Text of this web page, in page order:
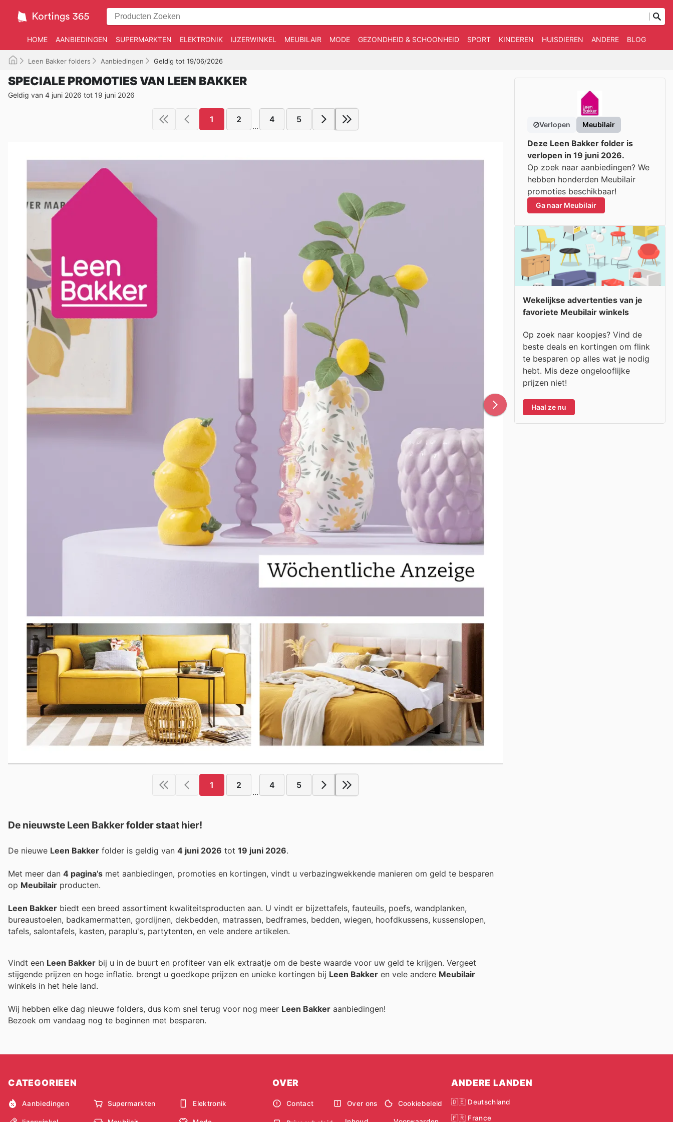
HOME AANBIEDINGEN SUPERMARKTEN ELEKTRONIK IJZERWINKEL MEUBILAIR MODE GEZONDHEID & SCHOONHEID SPORT KINDEREN HUISDIEREN ANDERE BLOG
Leen Bakker folders Aanbiedingen Geldig tot 19/06/2026
SPECIALE PROMOTIES VAN LEEN BAKKER
Geldig van 4 juni 2026 tot 19 juni 2026
1 2
...
4 5
1 2
...
4 5
De nieuwste Leen Bakker folder staat hier!
De nieuwe Leen Bakker folder is geldig van 4 juni 2026 tot 19 juni 2026.
Met meer dan 4 pagina’s met aanbiedingen, promoties en kortingen, vindt u verbazingwekkende manieren om geld te besparen
op Meubilair producten.
Leen Bakker biedt een breed assortiment kwaliteitsproducten aan. U vindt er bijzettafels, fauteuils, poefs, wandplanken,
bureaustoelen, badkamermatten, gordijnen, dekbedden, matrassen, bedframes, bedden, wiegen, hoofdkussens, kussenslopen,
tafels, salontafels, kasten, paraplu's, partytenten, en vele andere artikelen.
Vindt een Leen Bakker bij u in de buurt en profiteer van elk extraatje om de beste waarde voor uw geld te krijgen. Vergeet
stijgende prijzen en hoge inflatie. brengt u goedkope prijzen en unieke kortingen bij Leen Bakker en vele andere Meubilair
winkels in het hele land.
Wij hebben elke dag nieuwe folders, dus kom snel terug voor nog meer Leen Bakker aanbiedingen!
Bezoek om vandaag nog te beginnen met besparen.
Verlopen Meubilair
Deze Leen Bakker folder is
verlopen in 19 juni 2026.
Op zoek naar aanbiedingen? We
hebben honderden Meubilair
promoties beschikbaar!
Ga naar Meubilair
Wekelijkse advertenties van je
favoriete Meubilair winkels
Op zoek naar koopjes? Vind de
beste deals en kortingen om flink
te besparen op alles wat je nodig
hebt. Mis deze ongelooflijke
prijzen niet!
Haal ze nu
CATEGORIEEN
Aanbiedingen Supermarkten Elektronik
OVER
Contact Over ons Cookiebeleid
ANDERE LANDEN
🇩🇪 Deutschland
🇫🇷 France